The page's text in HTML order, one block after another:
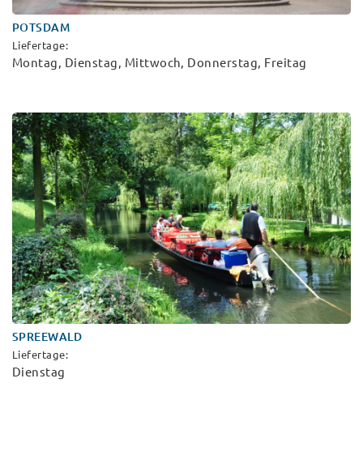
POTSDAM
Liefertage:
Montag, Dienstag, Mittwoch, Donnerstag, Freitag
SPREEWALD
Liefertage:
Dienstag